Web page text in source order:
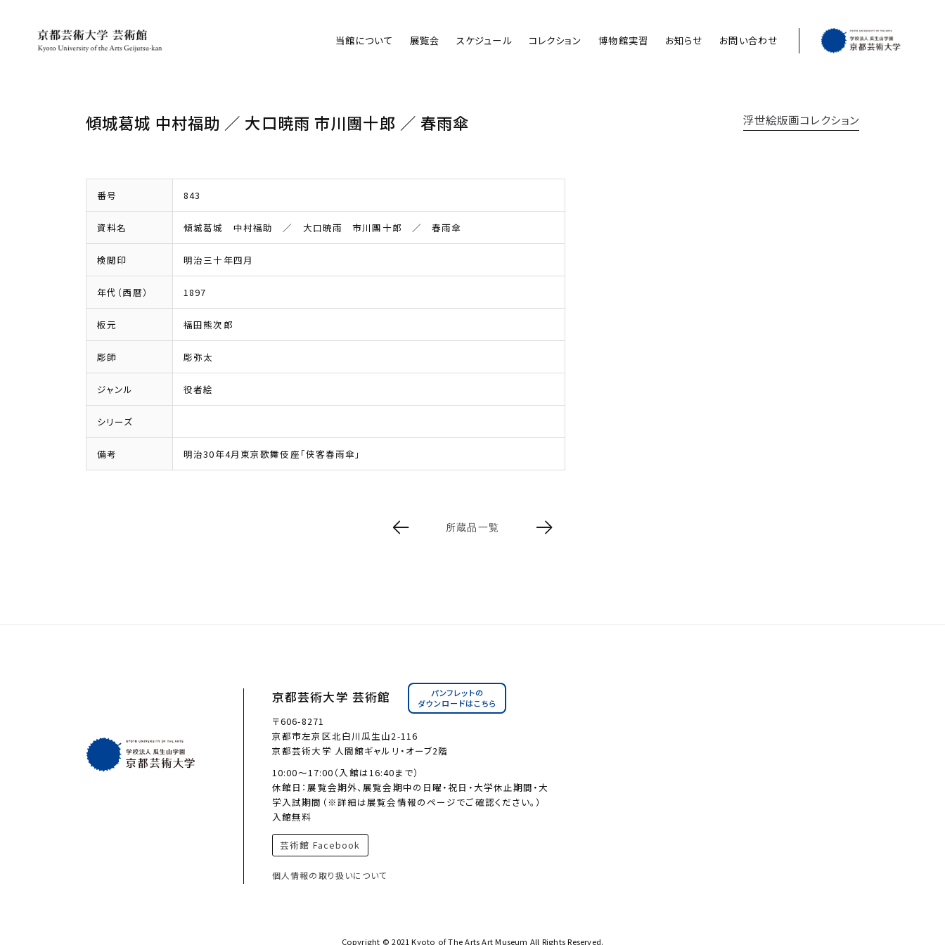
当館について 展覧会 スケジュール コレクション 博物館実習 お知らせ お問い合わせ
傾城葛城 中村福助 ／ 大口暁雨 市川團十郎 ／ 春雨傘 浮世絵版画コレクション
番号 843
資料名 傾城葛城 中村福助 ／ 大口暁雨 市川團十郎 ／ 春雨傘
検閲印 明治三十年四月
年代（西暦） 1897
板元 福田熊次郎
彫師 彫弥太
ジャンル 役者絵
シリーズ
備考 明治30年4月東京歌舞伎座「侠客春雨傘」
所蔵品一覧
京都芸術大学 芸術館
パンフレットの
ダウンロードはこちら
〒606-8271
京都市左京区北白川瓜生山2-116
京都芸術大学 人間館ギャルリ・オーブ2階
10:00〜17:00（入館は16:40まで）
休館日：展覧会期外、展覧会期中の日曜・祝日・大学休止期間・大
学入試期間（※詳細は展覧会情報のページでご確認ください。）
入館無料
芸術館 Facebook
個人情報の取り扱いについて
Copyright © 2021 Kyoto of The Arts Art Museum All Rights Reserved.